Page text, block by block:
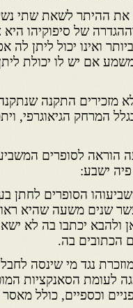
את ההיתר לשאת שתי
של סיפוקיהו
ואינו יכול ליתן
אם יש לו יכולת
מזכירים התקנה
המרחק הגיאוגרפי,
הוראה לסופרים
ישבע:
הסופרים לחתן
שנים משעה שהיא
ולהבא יכתבו בה לא
הכתובים בה.
נגד מי שינסה
לעומת הסאנקציות
וכספיים, כולל